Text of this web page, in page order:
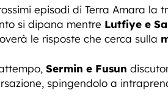
episodi di Terra Amara
si dipana mentre Lutfiye e
le risposte che cerca sulla
Sermin e Fusun
spingendolo a